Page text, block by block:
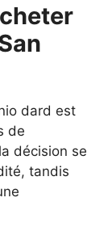
dard est
de
décision se
tandis